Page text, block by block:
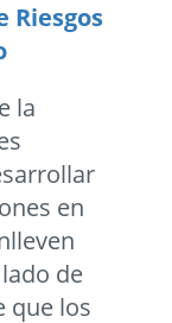
Riesgos
la
en
de
que los